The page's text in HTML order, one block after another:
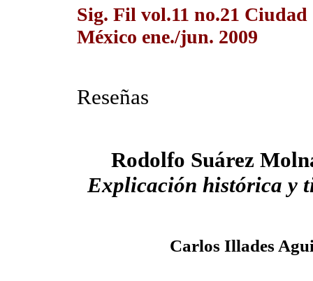
Sig. Fil vol.11 no.21 Ciudad
México ene./jun. 2009
Reseñas
Rodolfo Suárez
Explicación histórica y
Carlos Illades